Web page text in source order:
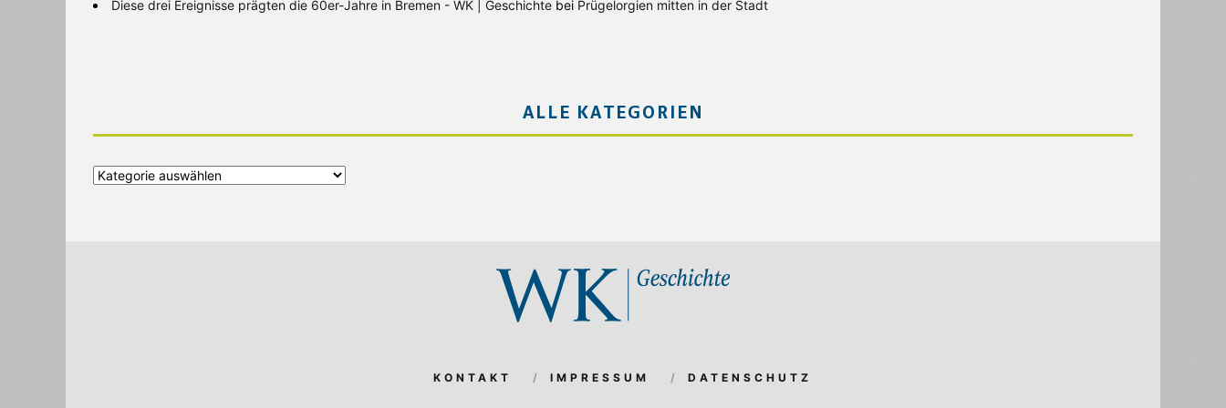
Diese drei Ereignisse prägten die 60er-Jahre in Bremen - WK | Geschichte bei Prügelorgien mitten in der Stadt
ALLE KATEGORIEN
Alle
KONTAKT IMPRESSUM DATENSCHUTZ